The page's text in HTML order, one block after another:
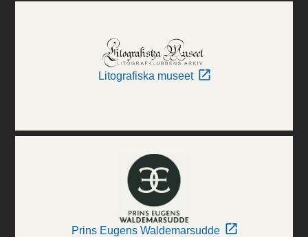
Litografiska museet
Prins Eugens Waldemarsudde